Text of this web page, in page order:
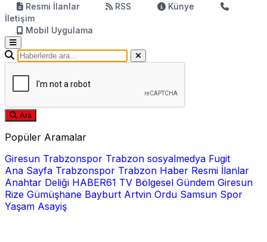
Resmi İlanlar
RSS
Künye
İletişim
Mobil Uygulama
Ara
Popüler Aramalar
Giresun Trabzonspor Trabzon sosyalmedya Fugit
Ana Sayfa Trabzonspor Trabzon Haber Resmi İlanlar
Anahtar Deliği HABER61 TV Bölgesel Gündem Giresun
Rize Gümüşhane Bayburt Artvin Ordu Samsun Spor
Yaşam Asayiş